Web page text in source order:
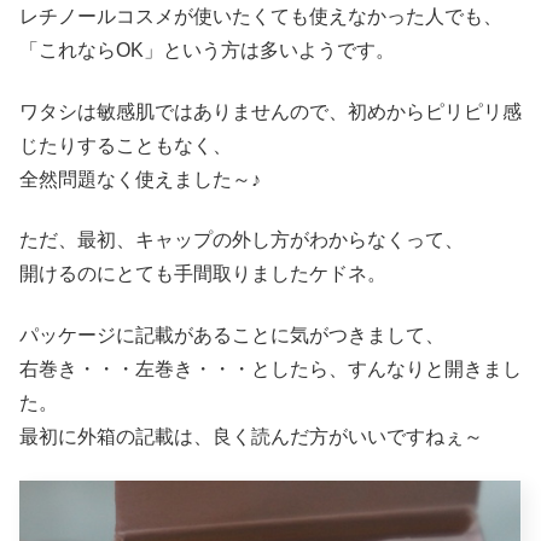
レチノールコスメが使いたくても使えなかった人でも、
「これならOK」という方は多いようです。
ワタシは敏感肌ではありませんので、初めからピリピリ感
じたりすることもなく、
全然問題なく使えました～♪
ただ、最初、キャップの外し方がわからなくって、
開けるのにとても手間取りましたケドネ。
パッケージに記載があることに気がつきまして、
右巻き・・・左巻き・・・としたら、すんなりと開きまし
た。
最初に外箱の記載は、良く読んだ方がいいですねぇ～